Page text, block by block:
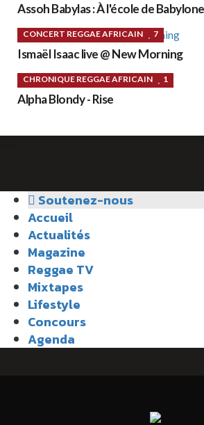
Assoh Babylas : À l'école de Babylone
CONCERT REGGAE AFRICAIN 7
Ismaël Isaac live @ New Morning
CHRONIQUE REGGAE AFRICAIN 1
Alpha Blondy - Rise
Soutenez-nous
Accueil
Actualités
Magazine
Reggae TV
Mixtapes
Lifestyle
Concours
Agenda